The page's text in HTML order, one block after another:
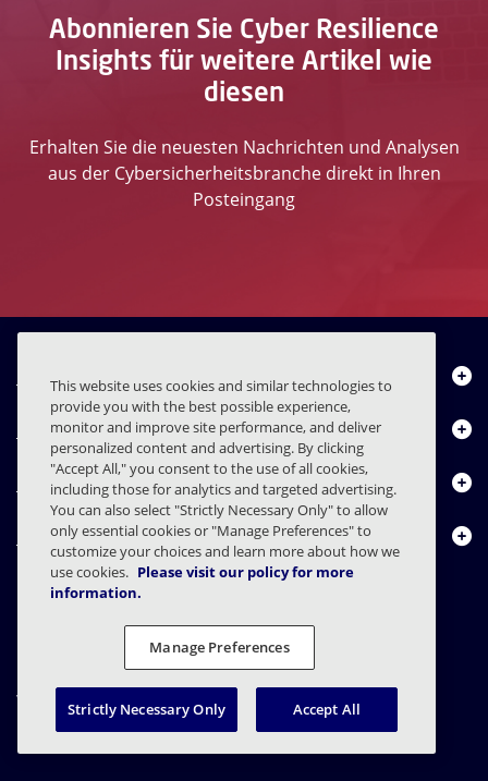
Abonnieren Sie Cyber Resilience
Insights für weitere Artikel wie
diesen
Erhalten Sie die neuesten Nachrichten und Analysen
aus der Cybersicherheitsbranche direkt in Ihren
Posteingang
Über uns
Produkte
Ressourcencenter
Kontakt
Datenschutzerklärung
Recht
Einstellungen für den Datenschutz
Verantwortungsvolle Offenlegung
© 2003 - 2026 Mimecast Services Limited
This website uses cookies and similar technologies to
provide you with the best possible experience,
monitor and improve site performance, and deliver
personalized content and advertising. By clicking
"Accept All," you consent to the use of all cookies,
including those for analytics and targeted advertising.
You can also select "Strictly Necessary Only" to allow
only essential cookies or "Manage Preferences" to
customize your choices and learn more about how we
use cookies. Please visit our policy for more
information.
Manage Preferences
Strictly Necessary Only Accept All